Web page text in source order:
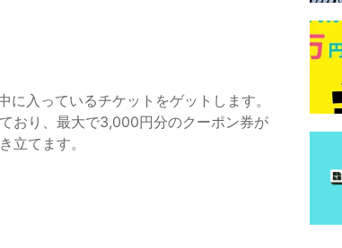
入っているチケットをゲットします。
おり、最大で3,000円分のクーポン券が
立てます。